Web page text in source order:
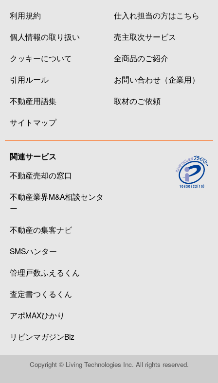
利用規約
個人情報の取り扱い
クッキーについて
引用ルール
不動産用語集
サイトマップ
仕入れ担当の方はこちら
売主取次サービス
全商品のご紹介
お問い合わせ（企業用）
取材のご依頼
関連サービス
不動産売却の窓口
不動産業界M&A相談センタ
ー
不動産の集客ナビ
SMSハンター
管理戸数ふえるくん
査定書つくるくん
アポMAXひかり
リビンマガジンBiz
Copyright © Living Technologies Inc. All rights reserved.